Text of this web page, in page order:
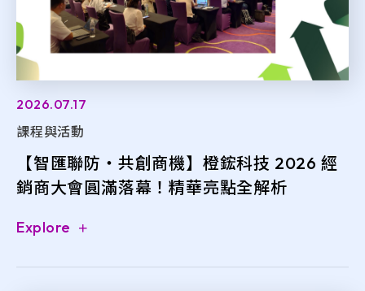
2026.07.17
課程與活動
【智匯聯防・共創商機】橙鋐科技 2026 經
銷商大會圓滿落幕！精華亮點全解析
Explore